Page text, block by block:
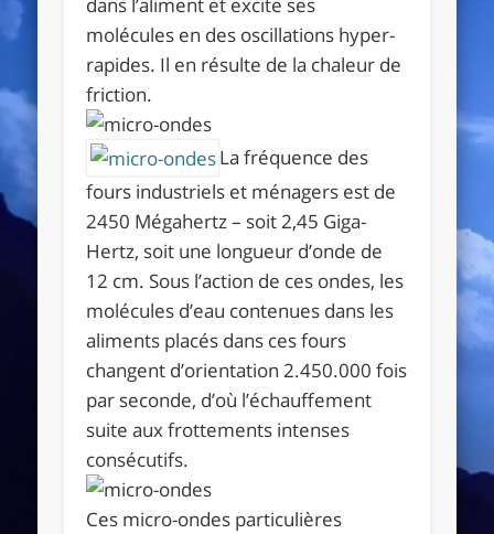
dans l’aliment et excite ses
molécules en des oscillations hyper-
rapides. Il en résulte de la chaleur de
friction.
La fréquence des
fours industriels et ménagers est de
2450 Mégahertz – soit 2,45 Giga-
Hertz, soit une longueur d’onde de
12 cm. Sous l’action de ces ondes, les
molécules d’eau contenues dans les
aliments placés dans ces fours
changent d’orientation 2.450.000 fois
par seconde, d’où l’échauffement
suite aux frottements intenses
consécutifs.
Ces micro-ondes particulières